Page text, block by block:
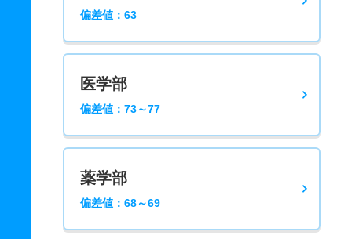
偏差値：63
医学部
偏差値：73～77
薬学部
偏差値：68～69